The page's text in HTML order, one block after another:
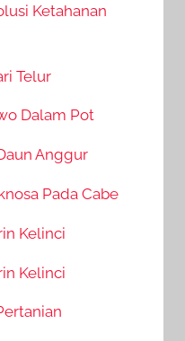
Ketahanan
Telur
Dalam Pot
Anggur
Pada Cabe
Kelinci
Kelinci